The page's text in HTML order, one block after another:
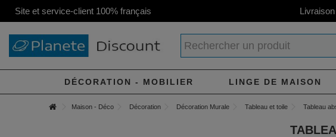
Site et service-client 100% français
DÉCORATION - MOBILIER LINGE DE MAISON
Maison - Déco Décoration Décoration Murale Tableau et toile Tableau